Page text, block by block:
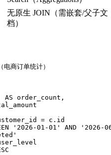
无原生 JOIN（需嵌套/父子文
档）
商订单统计）
AS order_count,
= c.id
'2026-01-01' AND '2026-